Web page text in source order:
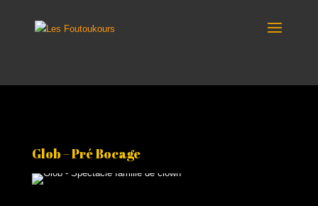
Glob – Pré Bocage